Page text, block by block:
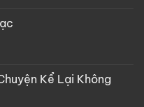
Kể Lại Không